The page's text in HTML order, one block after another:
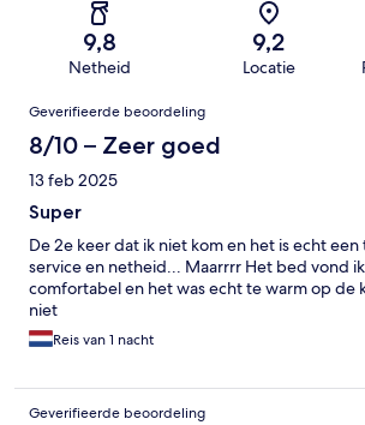
9,8
Netheid
9,2
Locatie
Beoordelingen
Geverifieerde beoordeling
8/10 – Zeer goed
13 feb 2025
Super
De 2e keer dat ik niet kom en het is echt
service en netheid... Maarrrr Het bed vond
comfortabel en het was echt te warm op de
niet
Reis van 1 nacht
Geverifieerde beoordeling